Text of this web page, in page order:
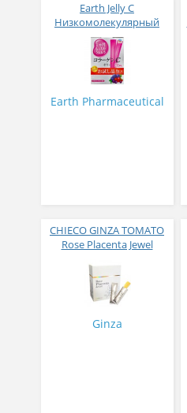
Earth Jelly C
Низкомолекулярный
рыбный коллаген с
витамином С и 5
активных компонентов
с ягодным вкусом 8 гр
Earth Pharmaceutical
CHIECO GINZA TOMATO
Rose Placenta Jewel
в желе № 30
Ginza